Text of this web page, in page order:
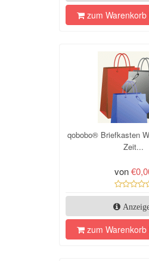
zum
qobobo® Briefkasten
Zeit...
von
zum Warenkorb